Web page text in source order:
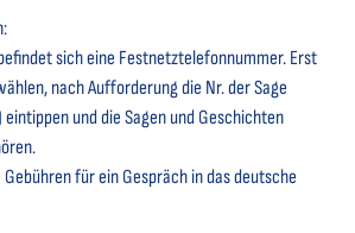
sich eine Festnetztelefonnummer. Erst
nach Aufforderung die Nr. der Sage
und die Sagen und Geschichten
für ein Gespräch in das deutsche